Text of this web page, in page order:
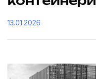
13.01.2026